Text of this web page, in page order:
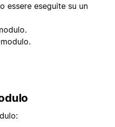
essere eseguite su un